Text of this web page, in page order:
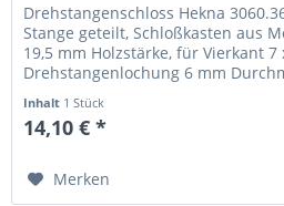
Drehstangenschloss Hekna
Stange geteilt, Schloßkasten aus
19,5 mm Holzstärke, für Vierkant 7
Drehstangenlochung 6 mm
Inhalt 1 Stück
14,10 € *
Merken